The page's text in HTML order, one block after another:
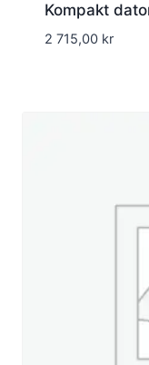
Kompakt
2 715,00 kr